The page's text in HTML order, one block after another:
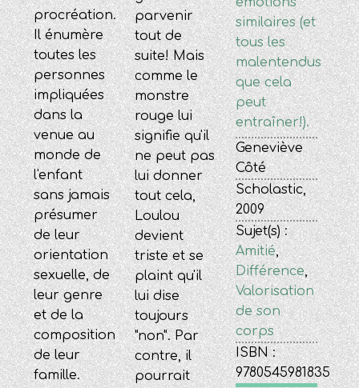
parvenir
tout de
suite! Mais
comme le
monstre
rouge lui
signifie qu'il
ne peut pas
lui donner
tout cela,
Loulou
devient
triste et se
plaint qu'il
lui dise
toujours
"non". Par
contre, il
pourrait
similaires (et
tous les
malentendus
que cela
peut
entraîner!).
Geneviève
Côté
Scholastic,
2009
Sujet(s) :
Amitié,
Différence,
Valorisation
de son
corps
ISBN :
9780545981835
procréation.
Il énumère
toutes les
personnes
impliquées
dans la
venue au
monde de
l'enfant
sans jamais
présumer
de leur
orientation
sexuelle, de
leur genre
et de la
composition
de leur
famille.